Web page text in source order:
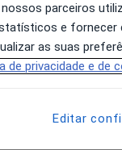
Maria
parceiros
e
as suas
de privacidade e de
Editar